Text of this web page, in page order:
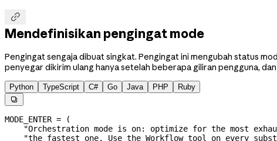

Mendefinisikan pengingat mode
Pengingat sengaja dibuat singkat. Pengingat ini mengubah status
penyegar dikirim ulang hanya setelah beberapa giliran pengguna,
Python TypeScript C# Go Java PHP Ruby

MODE_ENTER = (
"Orchestration mode is on: optimize for the most
"the fastest one. Use the Workflow tool on every